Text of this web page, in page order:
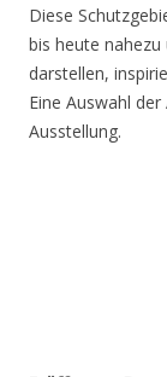
Diese
bis heute
darstellen,
Eine Auswahl
Ausstellung.